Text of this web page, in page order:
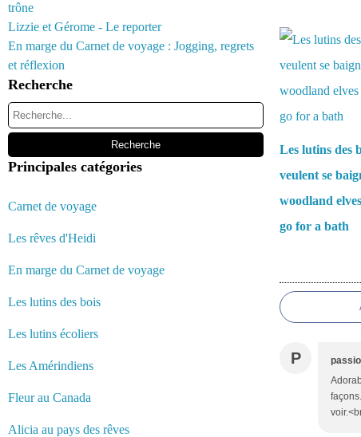
trône
Lizzie et Gérome - Le reporter
En marge du Carnet de voyage : Jogging, regrets
et réflexion
Recherche
Principales catégories
Carnet de voyage
Les rêves d'Heidi
En marge du Carnet de voyage
Les lutins des bois
Les lutins écoliers
Les Amérindiens
Fleur au Canada
Alicia au pays des rêves
Les lutins des
veulent se
woodland
go for a bath
P